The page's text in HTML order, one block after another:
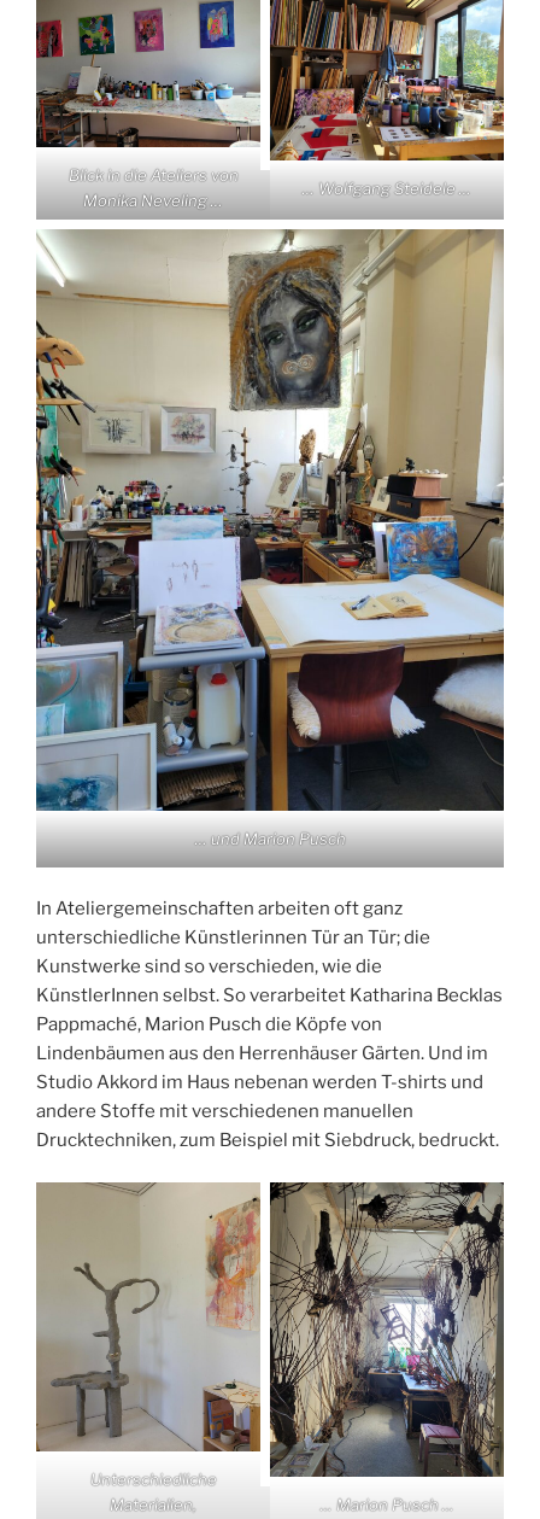
Blick in die Ateliers von
Monika Neveling …
… Wolfgang Steidele …
… und Marion Pusch
In Ateliergemeinschaften arbeiten oft ganz
unterschiedliche Künstlerinnen Tür an Tür; die
Kunstwerke sind so verschieden, wie die
KünstlerInnen selbst. So verarbeitet Katharina Becklas
Pappmaché, Marion Pusch die Köpfe von
Lindenbäumen aus den Herrenhäuser Gärten. Und im
Studio Akkord im Haus nebenan werden T-shirts und
andere Stoffe mit verschiedenen manuellen
Drucktechniken, zum Beispiel mit Siebdruck, bedruckt.
Unterschiedliche
Materialien,
… Marion Pusch …